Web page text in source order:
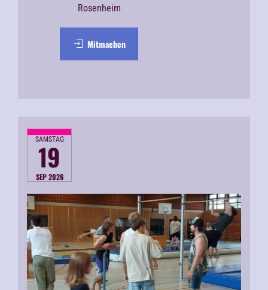
Rosenheim
Mitmachen
SAMSTAG
19
SEP 2026